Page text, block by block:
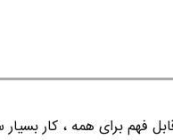
فهم برای همه ، کار